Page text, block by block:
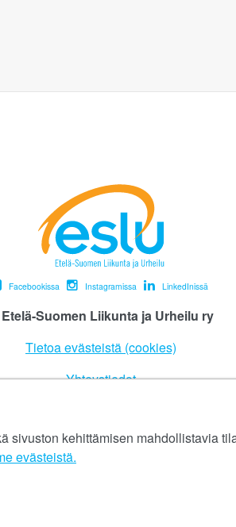
sivuston kehittämisen mahdollistavia
evästeistä.​​​​​​
Facebookissa Instagramissa LinkedInissä
Suomen Liikunta ja Urheilu ry
Tietoa evästeistä (cookies)
Yhteystiedot
eslu@eslu.fi